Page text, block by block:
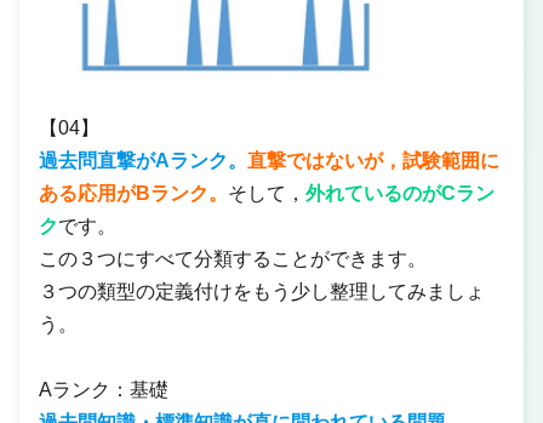
【04】
過去問直撃がAランク。 直撃ではないが，試験範囲に
ある応用がBランク。 そして， 外れているのがCラン
クです。
この３つにすべて分類することができます。
３つの類型の定義付けをもう少し整理してみましょ
う。
Aランク：基礎